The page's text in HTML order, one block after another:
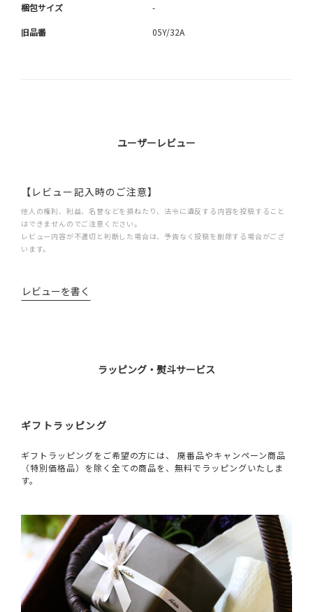
梱包サイズ -
旧品番 05Y/32A
ユーザーレビュー
【レビュー記入時のご注意】
他人の権利、利益、名誉などを損ねたり、法令に違反する内容を投稿すること
はできませんのでご注意ください。
レビュー内容が不適切と判断した場合は、予告なく投稿を削除する場合がござ
います。
レビューを書く
ラッピング・熨斗サービス
ギフトラッピング
ギフトラッピングをご希望の方には、 廃番品やキャンペーン商品
（特別価格品）を除く全ての商品を、無料でラッピングいたしま
す。